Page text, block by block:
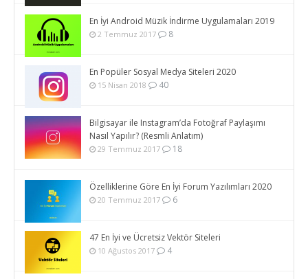
En İyi Android Müzik İndirme Uygulamaları 2019
2 Temmuz 2017 8
En Popüler Sosyal Medya Siteleri 2020
15 Nisan 2018 40
Bilgisayar ile Instagram’da Fotoğraf Paylaşımı
Nasıl Yapılır? (Resmli Anlatım)
29 Temmuz 2017 18
Özelliklerine Göre En İyi Forum Yazılımları 2020
20 Temmuz 2017 6
47 En İyi ve Ücretsiz Vektör Siteleri
10 Ağustos 2017 4